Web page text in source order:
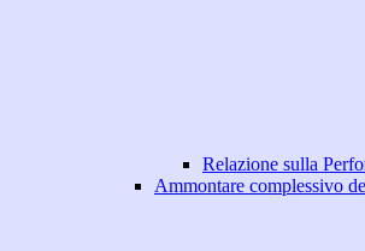
Relazione sulla
Ammontare complessivo